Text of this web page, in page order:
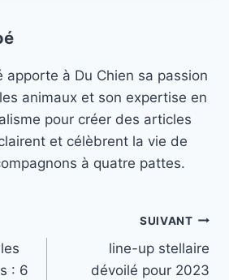
apporte à Du Chien sa passion
animaux et son expertise en
pour créer des articles
et célèbrent la vie de
à quatre pattes.
: 6
SUIVANT
line-up stellaire
dévoilé pour 2023